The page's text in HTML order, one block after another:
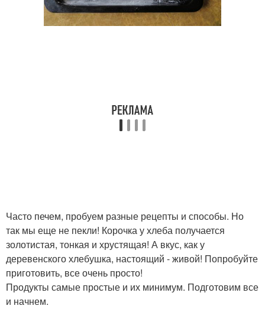
Хлеб из кукурузной
муки
Хлеб из ржаной муки
Часто печем, пробуем разные рецепты и способы. Но
так мы еще не пекли! Корочка у хлеба получается
золотистая, тонкая и хрустящая! А вкус, как у
деревенского хлебушка, настоящий - живой! Попробуйте
приготовить, все очень просто!
Продукты самые простые и их минимум. Подготовим все
и начнем.